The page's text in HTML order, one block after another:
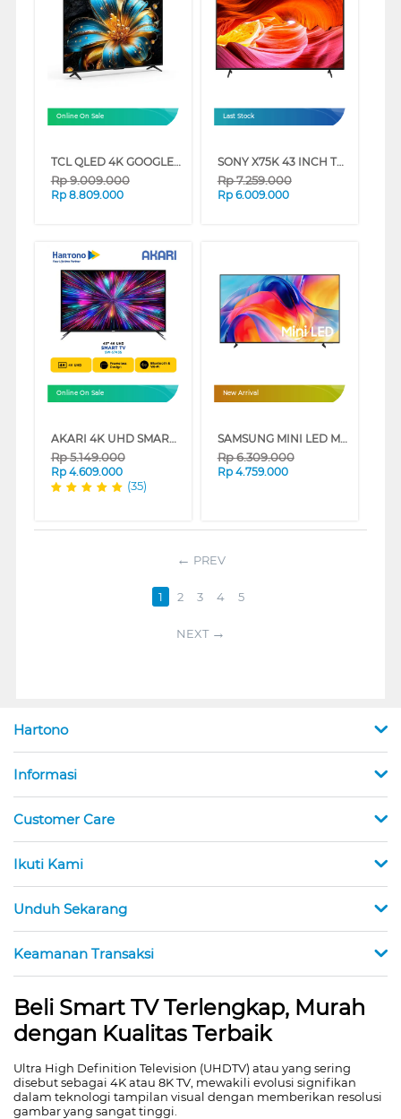
Online On Sale
TCL QLED 4K GOOGLE TV T6C SERIES
Rp9.009.000
Rp 8.809.000
Last Stock
SONY X75K 43 INCH TV 4K UHD LED SMART GOOGLE TV KD-43X75K
Rp7.259.000
Rp 6.009.000
Online On Sale
AKARI 4K UHD SMART TV SW-57 SERIES
Rp5.149.000
Rp 4.609.000
(35)
New Arrival
SAMSUNG MINI LED M70H 4K SMART TV SERIES
Rp6.309.000
Rp 4.759.000
PREV
1 2 3 4 5
NEXT
Hartono
Informasi
Customer Care
Ikuti Kami
Unduh Sekarang
Keamanan Transaksi
Beli Smart TV Terlengkap, Murah
dengan Kualitas Terbaik
Ultra High Definition Television (UHDTV) atau yang sering
disebut sebagai 4K atau 8K TV, mewakili evolusi signifikan
dalam teknologi tampilan visual dengan memberikan resolusi
gambar yang sangat tinggi.